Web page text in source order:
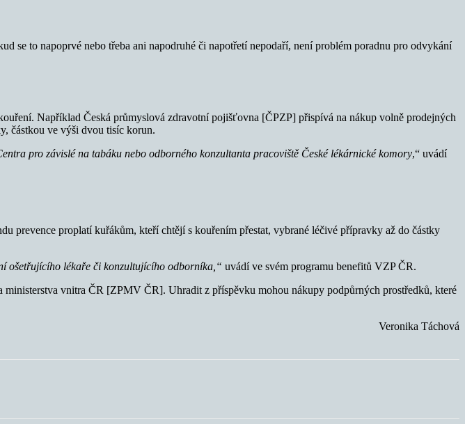
se to napoprvé nebo třeba ani napodruhé či napotřetí nepodaří, není problém poradnu pro odvykání
Například Česká průmyslová zdravotní pojišťovna [ČPZP] přispívá na nákup volně prodejných
částkou ve výši dvou tisíc korun.
pro závislé na tabáku nebo odborného konzultanta pracoviště České lékárnické komory,“ uvádí
proplatí kuřákům, kteří chtějí s kouřením přestat, vybrané léčivé přípravky až do částky
ošetřujícího lékaře či konzultujícího odborníka,“ uvádí ve svém programu benefitů VZP ČR.
vnitra ČR [ZPMV ČR]. Uhradit z příspěvku mohou nákupy podpůrných prostředků, které
Veronika Táchová